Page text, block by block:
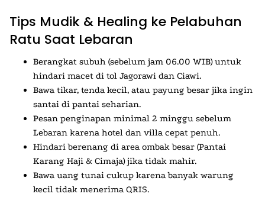
Tips Mudik & Healing ke Pelabuhan
Ratu Saat Lebaran
Berangkat subuh (sebelum jam 06.00 WIB) untuk
hindari macet di tol Jagorawi dan Ciawi.
Bawa tikar, tenda kecil, atau payung besar jika ingin
santai di pantai seharian.
Pesan penginapan minimal 2 minggu sebelum
Lebaran karena hotel dan villa cepat penuh.
Hindari berenang di area ombak besar (Pantai
Karang Haji & Cimaja) jika tidak mahir.
Bawa uang tunai cukup karena banyak warung
kecil tidak menerima QRIS.